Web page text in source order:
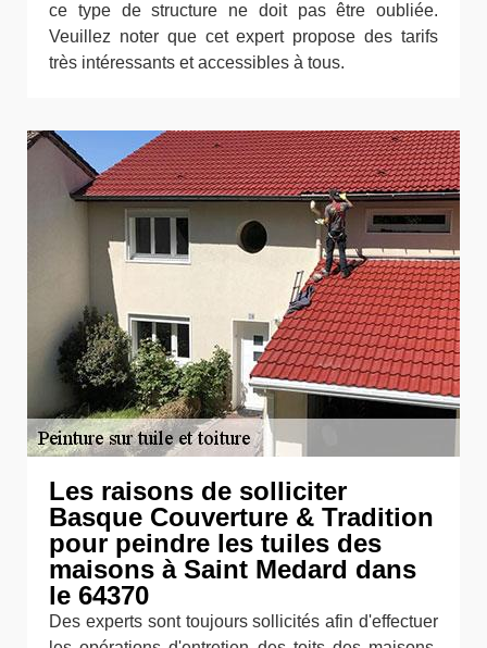
ce type de structure ne doit pas être oubliée.
Veuillez noter que cet expert propose des tarifs
très intéressants et accessibles à tous.
Les raisons de solliciter
Basque Couverture & Tradition
pour peindre les tuiles des
maisons à Saint Medard dans
le 64370
Des experts sont toujours sollicités afin d'effectuer